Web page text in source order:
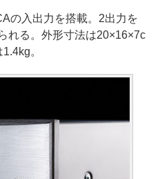
の入出力を搭載。2出力を
れる。外形寸法は20×16×7c
。